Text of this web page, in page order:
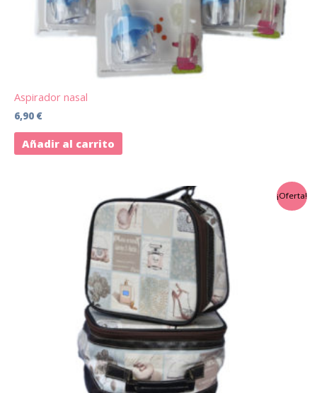
Aspirador nasal
6,90 €
Añadir al carrito
¡Oferta!
precio
actual
es:
15,65 €.